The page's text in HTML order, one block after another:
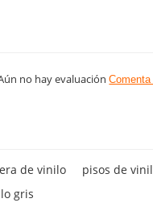
no hay evaluaciónComenta
de vinilo
pisos de
gris